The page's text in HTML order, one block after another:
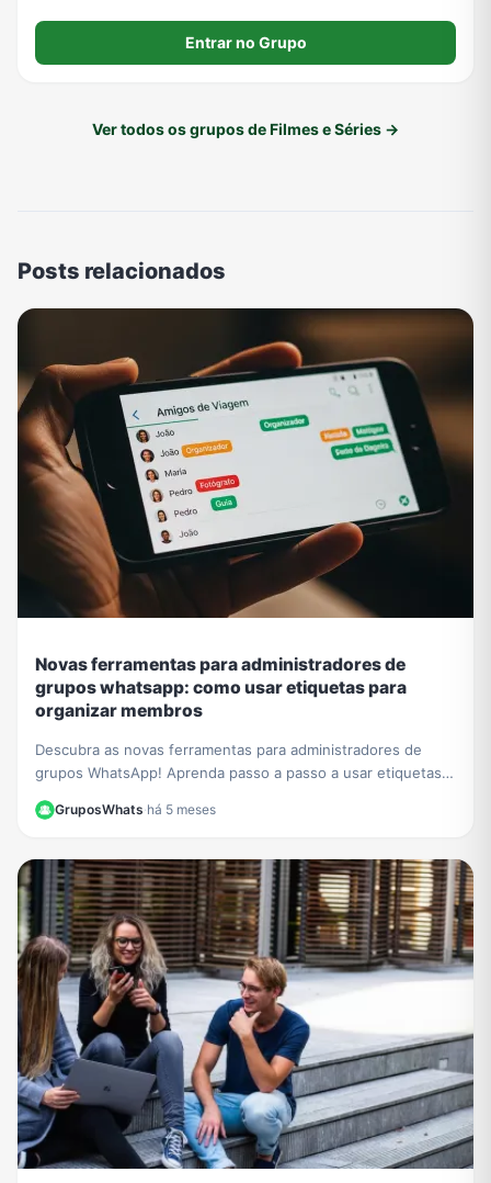
e séries atualizadas! Venha conferir a qualidade e peça já
seu teste grátis no z
Entrar no Grupo
Ver todos os grupos de Filmes e Séries →
Posts relacionados
Novas ferramentas para administradores de
grupos whatsapp: como usar etiquetas para
organizar membros
Descubra as novas ferramentas para administradores de
grupos WhatsApp! Aprenda passo a passo a usar etiquetas
para organizar membros e otimizar sua gestão.
GruposWhats·há 5 meses